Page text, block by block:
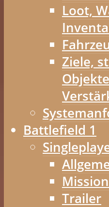
Loot,
Ziele,
Battlefield 1
Trailer